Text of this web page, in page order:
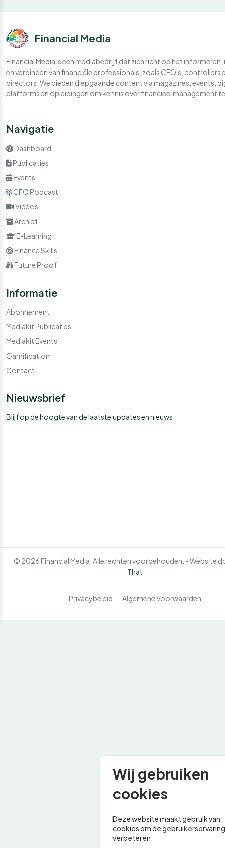
Wij gebruiken
cookies
Deze website maakt gebruik van
cookies om de
verbeteren.
Financial Media
Financial Media is een mediabedrijf dat zich richt op het informeren,
en verbinden van financiële professionals, zoals CFO's, controllers
directors. We bieden diepgaande content via magazines, events,
platforms en opleidingen om kennis over financieel management
Navigatie
Dashboard
Publicaties
Events
CFO Podcast
Videos
Archief
E-Learning
Finance Skills
Future Proof
Informatie
Abonnement
Mediakit Publicaties
Mediakit Events
Gamification
Contact
Nieuwsbrief
Blijf op de hoogte van de laatste updates en nieuws.
© 2026 Financial Media. Alle rechten voorbehouden. - Website
That
Privacybeleid Algemene Voorwaarden